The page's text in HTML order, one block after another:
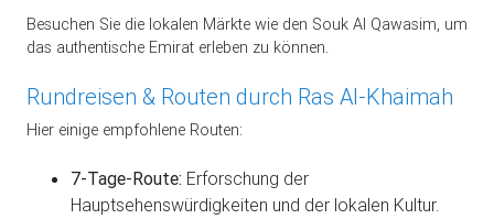
Besuchen Sie die lokalen Märkte wie den Souk Al Qawasim, um
das authentische Emirat erleben zu können.
Rundreisen & Routen durch Ras Al-Khaimah
Hier einige empfohlene Routen:
7-Tage-Route: Erforschung der
Hauptsehenswürdigkeiten und der lokalen Kultur.